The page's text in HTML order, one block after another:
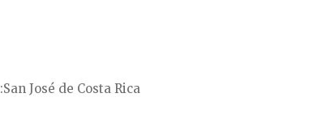
San José de Costa Rica